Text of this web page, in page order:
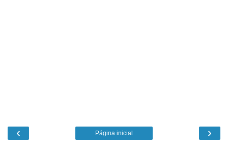
‹ ›
Página inicial